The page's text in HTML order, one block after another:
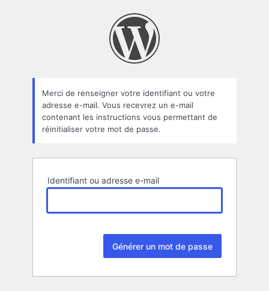
oublié
Merci de renseigner votre identifiant ou votre
adresse e-mail. Vous recevrez un e-mail
contenant les instructions vous permettant de
réinitialiser votre mot de passe.
Identifiant ou adresse e-mail